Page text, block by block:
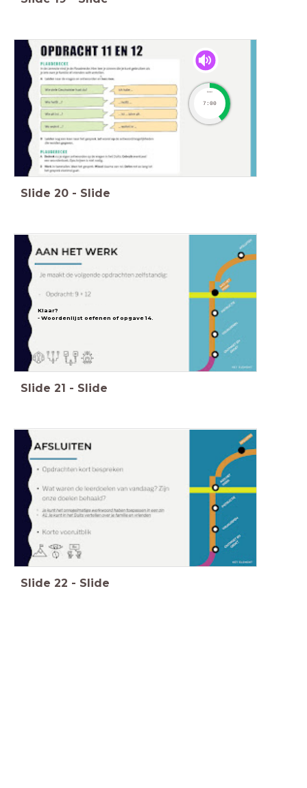
timer
7:00
Slide 20 - Slide
Klaar?
- Woordenlijst oefenen of opgave 14.
Slide 21 - Slide
Slide 22 - Slide